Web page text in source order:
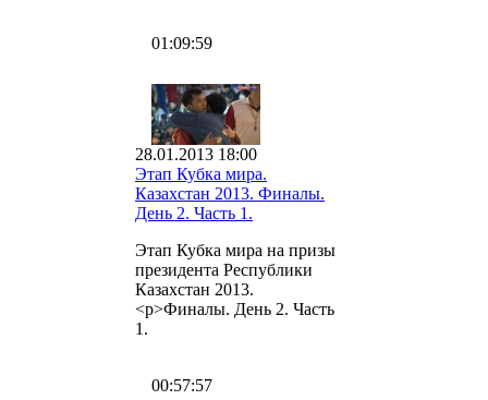
01:09:59
28.01.2013 18:00
Этап Кубка мира.
Казахстан 2013. Финалы.
День 2. Часть 1.
Этап Кубка мира на призы
президента Республики
Казахстан 2013.
<p>Финалы. День 2. Часть
1.
00:57:57